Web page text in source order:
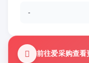
-
前往爱采购查看